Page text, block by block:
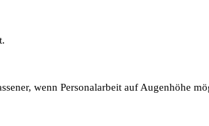
wenn Personalarbeit auf Augenhöhe